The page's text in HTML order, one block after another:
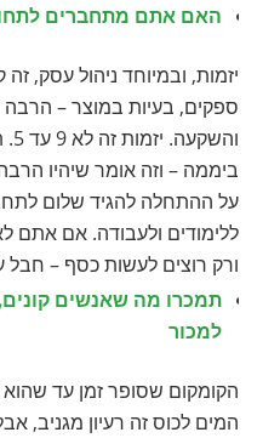
האם אתם מתחברים
יזמות, ובמיוחד ניהול עסק,
ספקים, בעיות במוצר –
ביממה – וזה אומר שיהיו
על ההתחלה להגיד שלום
ללימודים ולעבודה. אם
ורק רוצים לעשות כסף –
תמכרו מה שאנשים
למכור
הקומקום שסופר זמן עד שהוא
המים לכוס זה רעיון מגניב,